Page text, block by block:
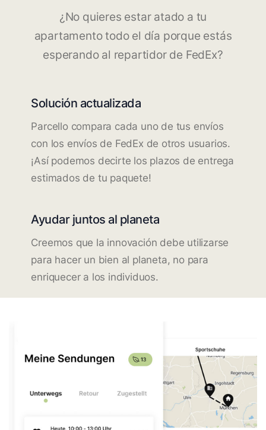
¿No quieres estar atado a tu
apartamento todo el día porque estás
esperando al repartidor de FedEx?
Solución actualizada
Parcello compara cada uno de tus envíos
con los envíos de FedEx de otros usuarios.
¡Así podemos decirte los plazos de entrega
estimados de tu paquete!
Ayudar juntos al planeta
Creemos que la innovación debe utilizarse
para hacer un bien al planeta, no para
enriquecer a los individuos.